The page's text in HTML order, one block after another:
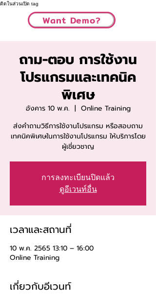
ติดในส่วนเปิด tag
Want Demo?
ถาม-ตอบ การใช้งาน
โปรแกรมและเทคนิค
พิเศษ
อังคาร 10 พ.ค.
  |
Online Training
ส่งคำถามวิธีการใช้งานโปรแกรม หรือสอบถาม
เทคนิคพิเศษในการใช้งานโปรแกรม ให้บริการโดย
ผู้เชี่ยวชาญ
การลงทะเบียนปิดแล้ว
ดูอีเวนท์อื่น
เวลาและสถานที่
10 พ.ค. 2565 13:10 – 16:00
Online Training
เกี่ยวกับอีเวนท์